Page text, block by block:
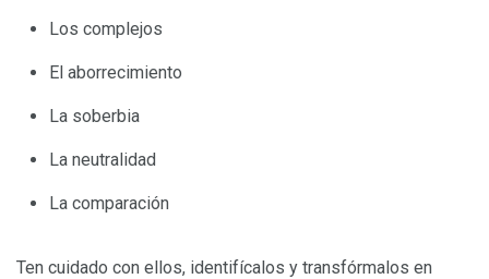
Los complejos
El aborrecimiento
La soberbia
La neutralidad
La comparación
Ten cuidado con ellos, identifícalos y transfórmalos en